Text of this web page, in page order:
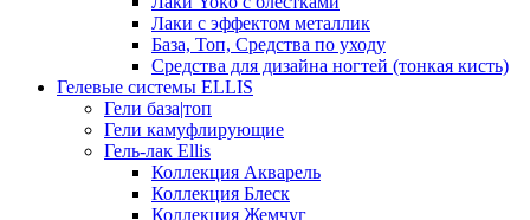
Лаки с эффектом металлик
База, Топ, Средства по уходу
Средства для дизайна ногтей (тонкая кисть)
Гелевые системы ELLIS
Гели база|топ
Гели камуфлирующие
Гель-лак Ellis
Коллекция Акварель
Коллекция Блеск
Коллекция Жемчуг